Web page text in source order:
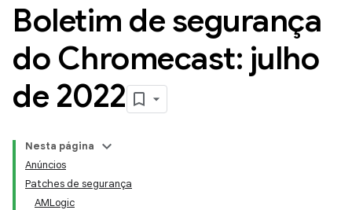
Boletim de segurança
do Chromecast: julho
de 2022
Nesta página
Anúncios
Patches de segurança
AMLogic